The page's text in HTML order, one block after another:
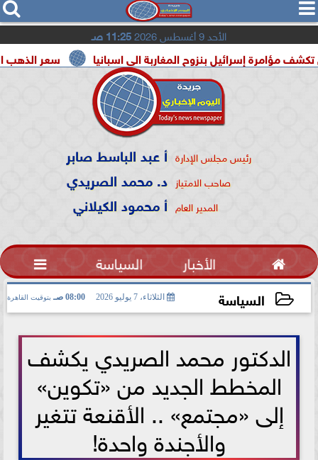
  
الأحد 9 أغسطس 2026 11:25 صـ
سعر الذهب اليوم السبت 8 أغسطس 2026 إسرائيل بنزوح المغاربة الى اسبانيا
رئيس مجلس الإدارة أ عبد الباسط صابر
صاحب الامتياز د. محمد الصريدي
المدير العام أ محمود الكيلاني
 الأخبار السياسة 
السياسة الثلاثاء، 7 يوليو 2026 08:00 صـ بتوقيت القاهرة
الدكتور محمد الصريدي يكشف
المخطط الجديد من «تكوين»
إلى «مجتمع» .. الأقنعة تتغير
والأجندة واحدة!